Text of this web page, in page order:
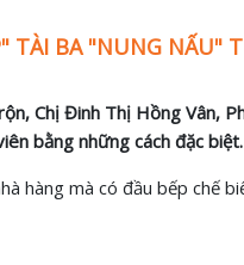
TÀI BA "NUNG NẤU"
Chị Đinh Thị Hồng Vân,
bằng những cách đặc biệt.
hàng mà có đầu bếp chế